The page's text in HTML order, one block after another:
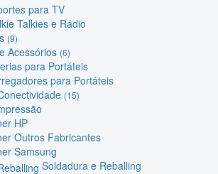
para TV
Talkies e Rádio
(9)
Acessórios (6)
para Portáteis
para Portáteis
(15)
HP
Outros Fabricantes
Samsung
Soldadura e Reballing